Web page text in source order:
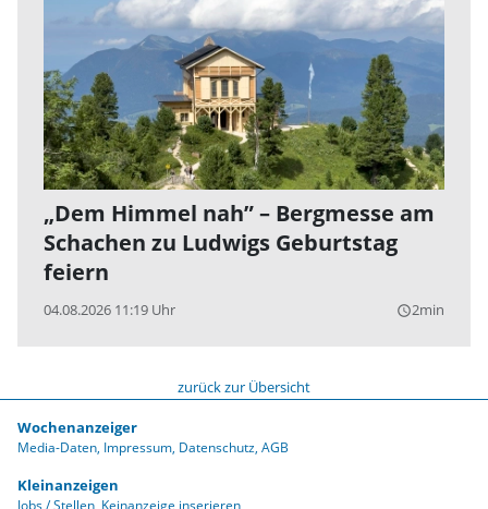
„Dem Himmel nah” – Bergmesse am
Schachen zu Ludwigs Geburtstag
feiern
04.08.2026 11:19 Uhr query_builder2min
zurück zur Übersicht
Wochenanzeiger
Media-Daten Impressum Datenschutz AGB
Kleinanzeigen
Jobs / Stellen Keinanzeige inserieren